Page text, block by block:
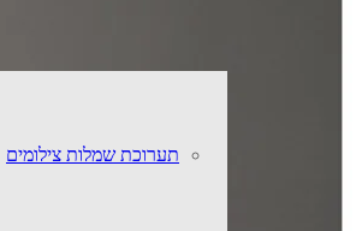
תערוכת שמלות צילומים